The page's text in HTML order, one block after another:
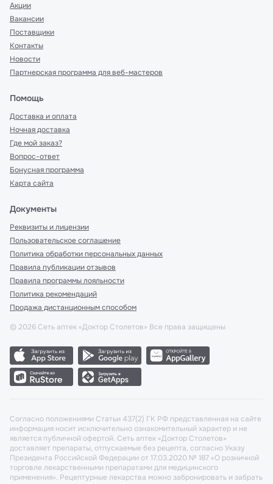
Акции
Вакансии
Поставщики
Контакты
Новости
Партнерская программа для веб-мастеров
Помощь
Доставка и оплата
Ночная доставка
Где мой заказ?
Вопрос-ответ
Бонусная программа
Карта сайта
Документы
Реквизиты и лицензии
Пользовательское соглашение
Политика обработки персональных данных
Правила публикации отзывов
Правила программы лояльности
Политика рекомендаций
Продажа дистанционным способом
© 2026 Сеть аптек «Доктор Столетов» Все права защищены
Согласно положениями Статьи 437(2) ГК РФ представленная на сайте
информация носит исключительно ознакомительный характер и не
является публичной офертой. Сеть аптек «Доктор Столетов»
доставляет препараты, отпускаемые без рецепта, согласно Указу
Президента Российской Федерации от 17.03.2020 № 187 «О розничной
торговле лекарственными препаратами для медицинского
применения». Рецептурные лекарства можно забронировать и забрать